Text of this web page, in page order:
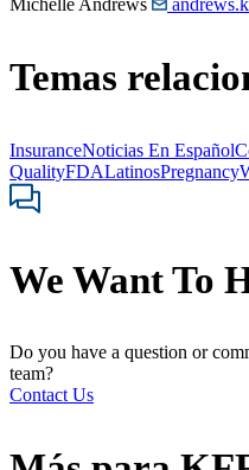
Michelle Andrews
Temas
InsuranceNoticias En Español
QualityFDALatinosPregnancy
We Want To
Do you have a question or
team?
Contact Us